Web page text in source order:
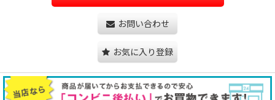
お問い合わせ
お気に入り登録